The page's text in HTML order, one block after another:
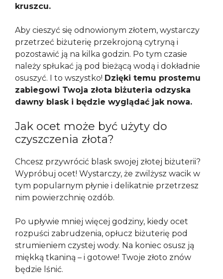
kruszcu.
Aby cieszyć się odnowionym złotem, wystarczy
przetrzeć biżuterię przekrojoną cytryną i
pozostawić ją na kilka godzin. Po tym czasie
należy spłukać ją pod bieżącą wodą i dokładnie
osuszyć. I to wszystko! Dzięki temu prostemu
zabiegowi Twoja złota biżuteria odzyska
dawny blask i będzie wyglądać jak nowa.
Jak ocet może być użyty do
czyszczenia złota?
Chcesz przywrócić blask swojej złotej biżuterii?
Wypróbuj ocet! Wystarczy, że zwilżysz wacik w
tym popularnym płynie i delikatnie przetrzesz
nim powierzchnię ozdób.
Po upływie mniej więcej godziny, kiedy ocet
rozpuści zabrudzenia, opłucz biżuterię pod
strumieniem czystej wody. Na koniec osusz ją
miękką tkaniną – i gotowe! Twoje złoto znów
będzie lśnić.